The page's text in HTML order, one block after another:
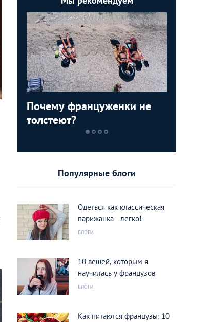
Почему француженки не
толстеют?
Популярные блоги
Одеться как классическая
парижанка - легко!
БЛОГИ
10 вещей, которым я
научилась у французов
БЛОГИ
Как питаются французы: 10